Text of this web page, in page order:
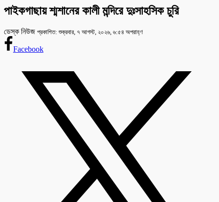
পাইকগাছায় শ্মশানের কালী মন্দিরে দুঃসাহসিক চুরি
ডেস্ক নিউজ প্রকাশিত: শুক্রবার, ৭ আগস্ট, ২০২৬, ৬:৫৪ অপরাহ্ণ
Facebook